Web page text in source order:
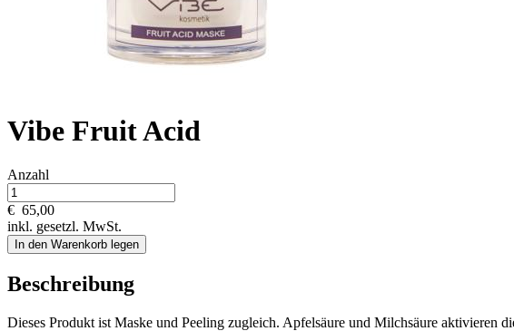
Vibe Fruit Acid
Anzahl
€ 65,00
inkl. gesetzl. MwSt.
In den Warenkorb legen
Beschreibung
Dieses Produkt ist Maske und Peeling zugleich. Apfelsäure und Milchsäure aktivieren